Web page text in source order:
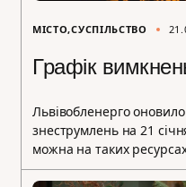
МІСТО СУСПІЛЬСТВО
Графік
Львівобленерго
знеструмлень на 21
можна на таких